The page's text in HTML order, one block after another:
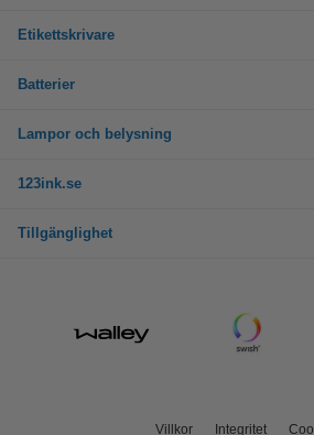
Etikettskrivare
Batterier
Lampor och belysning
123ink.se
Tillgänglighet
Villkor Integritet